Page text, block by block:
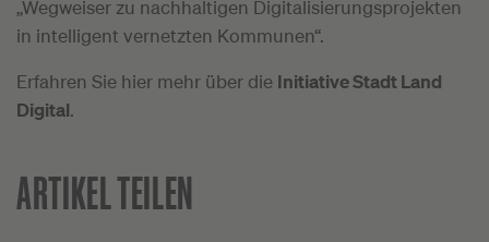
„Wegweiser zu nachhaltigen Digitalisierungsprojekten
in intelligent vernetzten Kommunen“.
Erfahren Sie hier mehr über die Initiative Stadt Land
Digital.
ARTIKEL TEILEN